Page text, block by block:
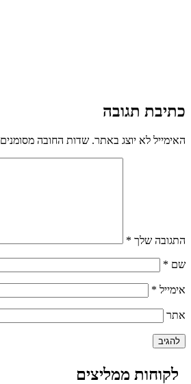
כתיבת תגובה
האימייל לא יוצג באתר. שדות החובה מסומנים
התגובה שלך *
שם *
אימייל *
אתר
לקוחות ממליצים